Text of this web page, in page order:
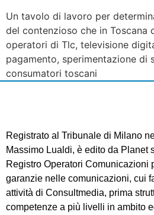
Un tavolo di lavoro per
del contenzioso che in Toscana
operatori di Tlc, televisione
pagamento, sperimentazione di
consumatori toscani
Registrato al Tribunale di Milano
Massimo Lualdi, è edito da Planet
Registro Operatori Comunicazioni
garanzie nelle comunicazioni, cui
attività di Consultmedia, prima
competenze a più livelli in ambito